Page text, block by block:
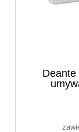
Deante